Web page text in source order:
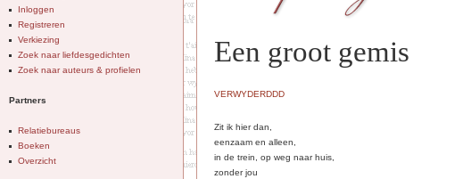
Een groot gemis
VERWYDERDDD
Zit ik hier dan,
eenzaam en alleen,
in de trein, op weg naar huis,
zonder jou
Inloggen
Registreren
Verkiezing
Zoek naar liefdesgedichten
Zoek naar auteurs & profielen
Partners
Relatiebureaus
Boeken
Overzicht